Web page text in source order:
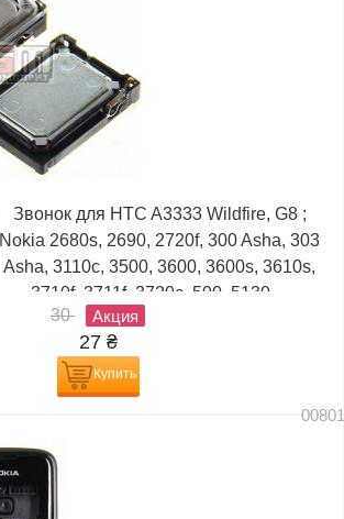
Звонок для HTC A3333 Wildfire, G8 ;
Nokia 2680s, 2690, 2720f, 300 Asha, 303
Asha, 3110c, 3500, 3600, 3600s, 3610s,
3710f, 3711f, 3720c, 500, 5130,...
30
Акция
27 ₴
Купить